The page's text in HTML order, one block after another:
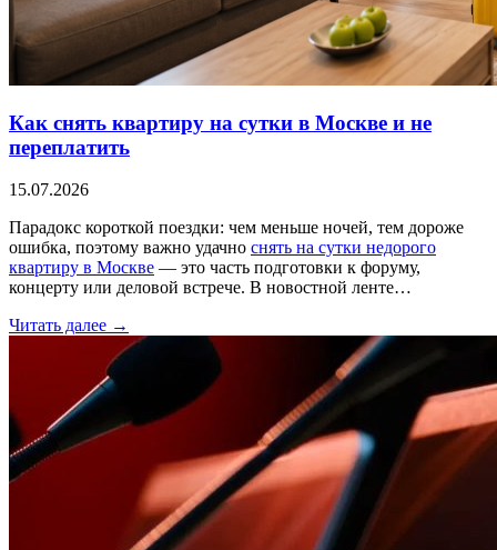
Как снять квартиру на сутки в Москве и не
переплатить
15.07.2026
Парадокс короткой поездки: чем меньше ночей, тем дороже
ошибка, поэтому важно удачно снять на сутки недорого
квартиру в Москве — это часть подготовки к форуму,
концерту или деловой встрече. В новостной ленте…
Читать далее →